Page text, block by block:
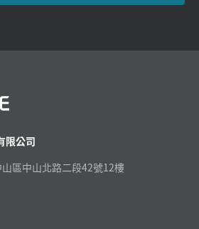
限公司
區中山北路二段42號12樓